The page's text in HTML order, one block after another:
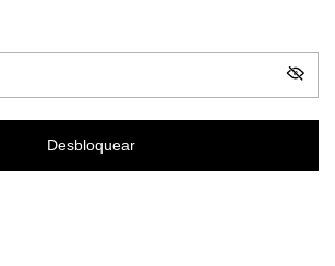
Desbloquear